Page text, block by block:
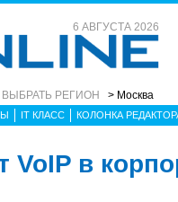
6 АВГУСТА 2026
ВЫБРАТЬ РЕГИОН > Москва
IT КЛАСС КОЛОНКА
в